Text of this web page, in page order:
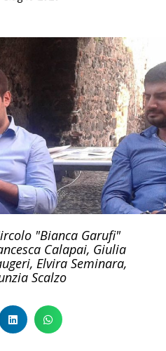
"Bianca Garufi"
Calapai, Giulia
Elvira Seminara,
Scalzo